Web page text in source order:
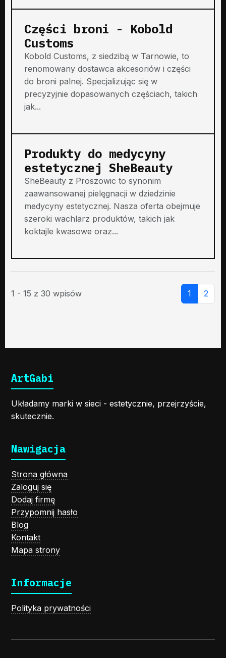
Części broni - Kobold
Customs
Kobold Customs, z siedzibą w Tarnowie, to
renomowany dostawca akcesoriów i części
do broni palnej. Specjalizując się w
precyzyjnie dopasowanych częściach, takich
jak...
Produkty do medycyny
estetycznej SheBeauty
SheBeauty z Proszowic to synonim
zaawansowanej pielęgnacji w dziedzinie
medycyny estetycznej. Nasza oferta obejmuje
szeroki wachlarz produktów, takich jak
koktajle kwasowe oraz...
1 - 15 z 30 wpisów 1 2
ArtGabi
Układamy marki w sieci - estetycznie, przejrzyście,
skutecznie.
Nawigacja
Strona główna
Zaloguj się
Dodaj firmę
Przypomnij hasło
Blog
Kontakt
Mapa strony
Informacje
Polityka prywatności